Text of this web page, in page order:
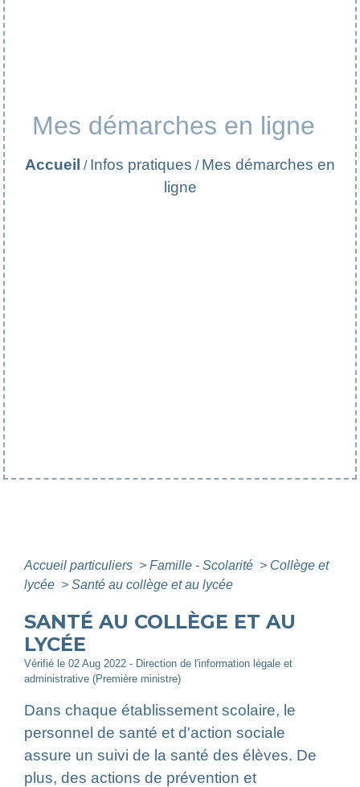
Mes démarches en ligne
Accueil / Infos pratiques / Mes démarches en
ligne
Accueil particuliers > Famille - Scolarité > Collège et
lycée > Santé au collège et au lycée
SANTÉ AU COLLÈGE ET AU
LYCÉE
Vérifié le 02 Aug 2022 - Direction de l'information légale et
administrative (Première ministre)
Dans chaque établissement scolaire, le
personnel de santé et d'action sociale
assure un suivi de la santé des élèves. De
plus, des actions de prévention et